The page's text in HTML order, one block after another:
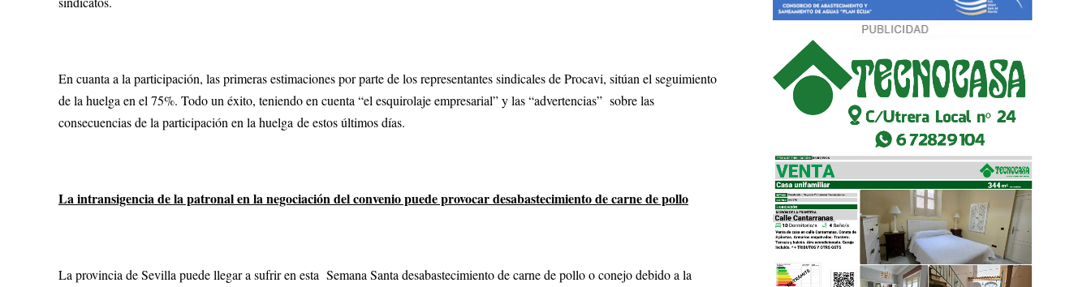
En cuanta a la participación, las primeras estimaciones por parte de los representantes sindicales de Procavi, sitúan el seguimiento
de la huelga en el 75%. Todo un éxito, teniendo en cuenta “el esquirolaje empresarial” y las “advertencias” sobre las
consecuencias de la participación en la huelga de estos últimos días.
La intransigencia de la patronal en la negociación del convenio puede provocar desabastecimiento de carne de pollo
La provincia de Sevilla puede llegar a sufrir en esta Semana Santa desabastecimiento de carne de pollo o conejo debido a la